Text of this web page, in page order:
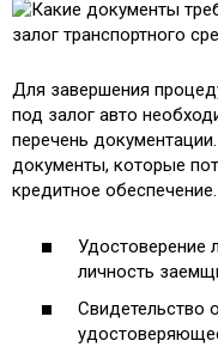
Для завершения
под залог авто
перечень
документы, которые
кредитное обеспечение.
Удостоверение
личность
Свидетельство